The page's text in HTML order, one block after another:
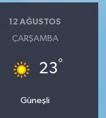
12 AĞUSTOS
ÇARŞAMBA
23°
Güneşli